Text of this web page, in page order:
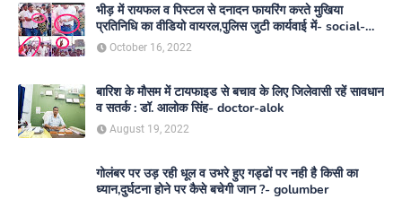
भीड़ में रायफल व पिस्टल से दनादन फायरिंग करते मुखिया
प्रतिनिधि का वीडियो वायरल,पुलिस जुटी कार्यवाई में- social-
media
October 16, 2022
बारिश के मौसम में टायफाइड से बचाव के लिए जिलेवासी रहें सावधान
व सतर्क : डॉ. आलोक सिंह- doctor-alok
August 19, 2022
गोलंबर पर उड़ रही धूल व उभरे हुए गड्ढों पर नही है किसी का
ध्यान,दुर्घटना होने पर कैसे बचेगी जान ?- golumber